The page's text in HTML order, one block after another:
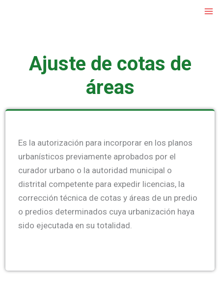
Ajuste de cotas de
áreas
Es la autorización para incorporar en los planos
urbanísticos previamente aprobados por el
curador urbano o la autoridad municipal o
distrital competente para expedir licencias, la
corrección técnica de cotas y áreas de un predio
o predios determinados cuya urbanización haya
sido ejecutada en su totalidad.